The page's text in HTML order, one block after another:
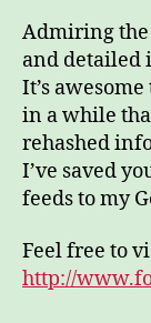
Admiring
and detailed
It’s
in a while
rehashed
I’ve saved
feeds to my
Feel free to
http://